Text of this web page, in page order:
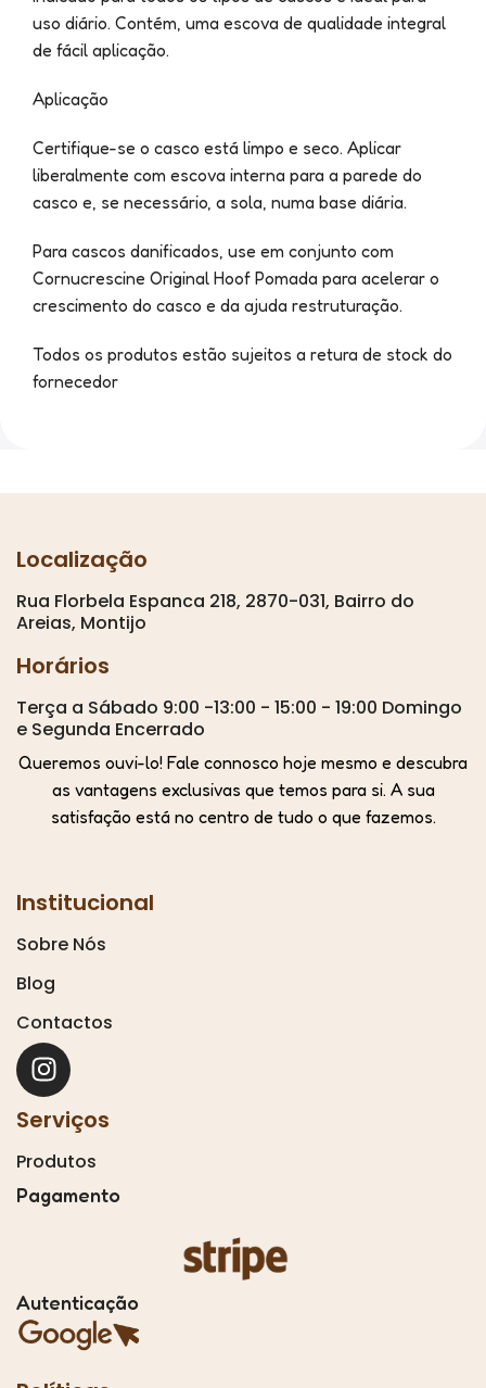
uso diário. Contém, uma escova de qualidade integral
de fácil aplicação.
Aplicação
Certifique-se o casco está limpo e seco. Aplicar
liberalmente com escova interna para a parede do
casco e, se necessário, a sola, numa base diária.
Para cascos danificados, use em conjunto com
Cornucrescine Original Hoof Pomada para acelerar o
crescimento do casco e da ajuda restruturação.
Todos os produtos estão sujeitos a retura de stock do
fornecedor
Localização
Rua Florbela Espanca 218, 2870-031, Bairro do
Areias, Montijo
Horários
Terça a Sábado 9:00 -13:00 - 15:00 - 19:00 Domingo
e Segunda Encerrado
Queremos ouvi-lo! Fale connosco hoje mesmo e descubra
as vantagens exclusivas que temos para si. A sua
satisfação está no centro de tudo o que fazemos.
Institucional
Sobre Nós
Blog
Contactos
Serviços
Produtos
Pagamento
Autenticação